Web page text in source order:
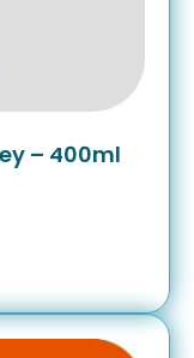
– 400ml